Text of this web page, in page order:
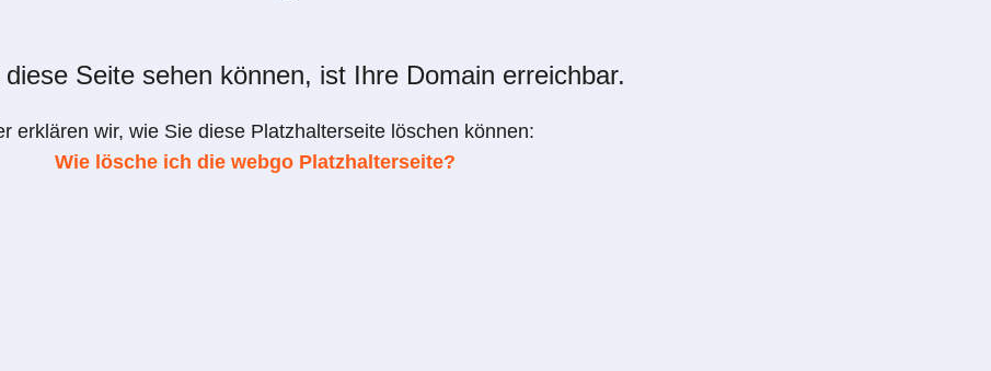
Seite sehen können, ist Ihre Domain erreichbar.
erklären wir, wie Sie diese Platzhalterseite löschen können:
Wie lösche ich die webgo Platzhalterseite?